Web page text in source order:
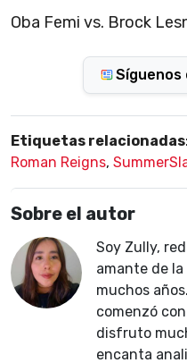
Oba Femi vs. Brock
Síguenos
Etiquetas relacionadas:
Roman Reigns,
Sobre el autor
Soy Zully,
amante de
muchos
comenzó con
disfruto
encanta